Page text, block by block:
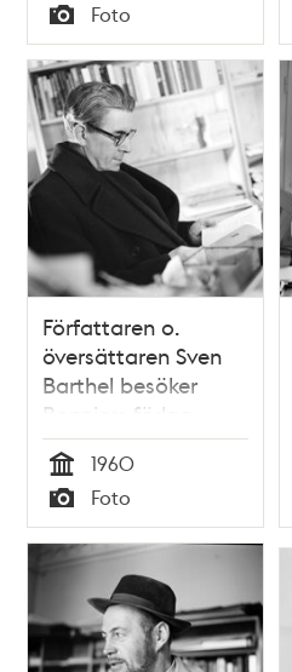
Tid
Typ
Foto
Författaren o.
översättaren Sven
Barthel besöker
Bonniers förlag,
Sveavägen 56
Tid
1960
Typ
Foto